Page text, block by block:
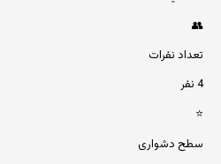
👥
تعداد نفرات
4 نفر
⭐
سطح دشواری